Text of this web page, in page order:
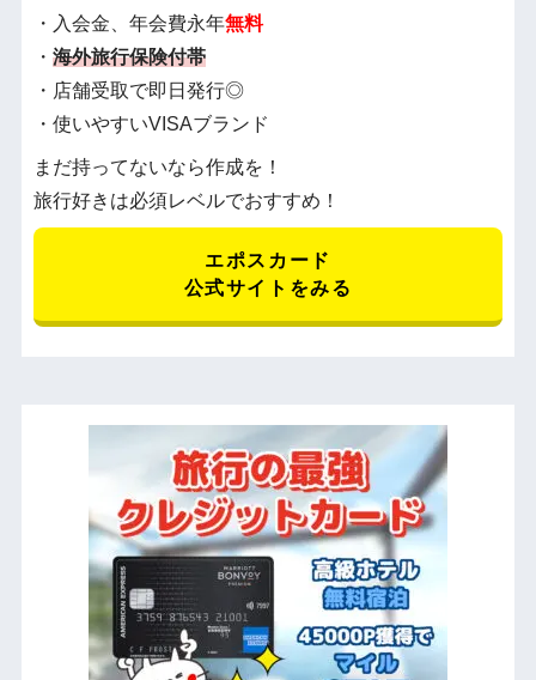
・入会金、年会費永年無料
・ 海外旅行保険付帯
・店舗受取で即日発行◎
・使いやすいVISAブランド
まだ持ってないなら作成を！
旅行好きは必須レベルでおすすめ！
エポスカード
公式サイトをみる